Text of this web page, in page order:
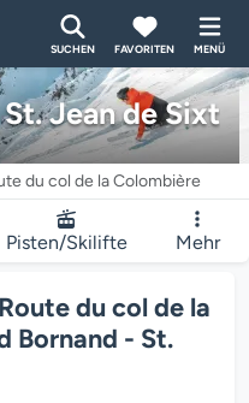
SUCHEN FAVORITEN MENÜ
Jean de Sixt
du col de la Colombière
Pisten/Skilifte Mehr
du col de la
Bornand - St.